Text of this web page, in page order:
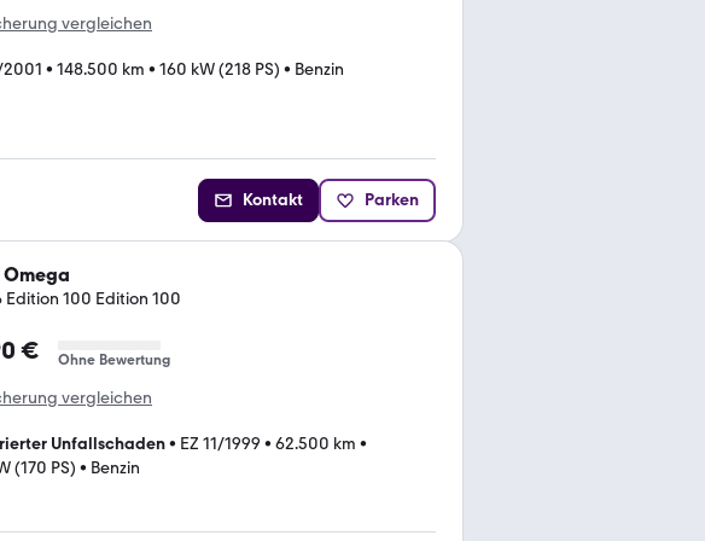
vergleichen
2001 • 148.500 km • 160 kW (218 PS) • Benzin
Kontakt Parken
Edition 100 Edition 100
€ Ohne Bewertung
vergleichen
Unfallschaden• EZ 11/1999 • 62.500 km •
(170 PS) • Benzin